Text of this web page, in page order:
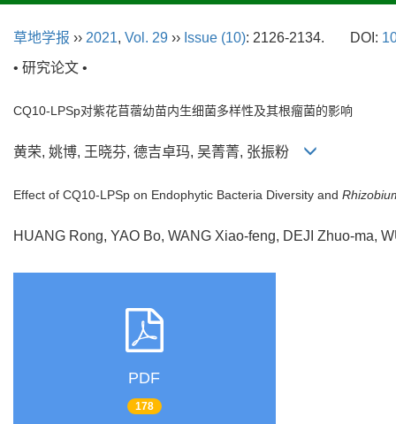
草地学报 ›› 2021, Vol. 29 ›› Issue (10): 2126-2134. DOI:
• 研究论文 •
CQ10-LPSp对紫花苜蓿幼苗内生细菌多样性及其根瘤菌的影响
黄荣, 姚博, 王晓芬, 德吉卓玛, 吴菁菁, 张振粉
Effect of CQ10-LPSp on Endophytic Bacteria Diversity and
HUANG Rong, YAO Bo, WANG Xiao-feng, DEJI Zhuo-ma,
PDF
178